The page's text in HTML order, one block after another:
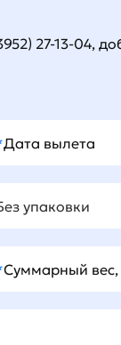
27-13-04,
Дата вылета
упаковки
упаковки
Суммарный вес,